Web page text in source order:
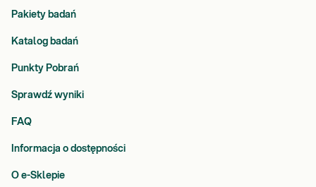
Pakiety badań
Katalog badań
Punkty Pobrań
Sprawdź wyniki
FAQ
Informacja o dostępności
O e-Sklepie